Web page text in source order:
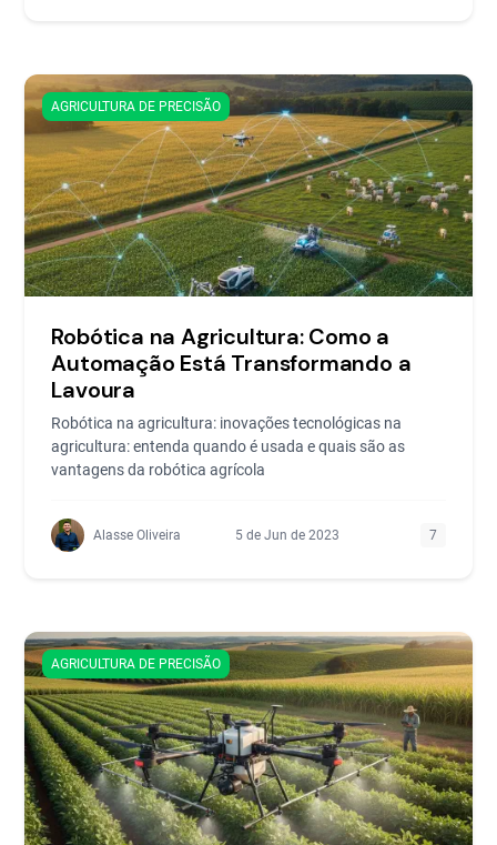
AGRICULTURA DE PRECISÃO
Robótica na Agricultura: Como a
Automação Está Transformando a
Lavoura
Robótica na agricultura: inovações tecnológicas na
agricultura: entenda quando é usada e quais são as
vantagens da robótica agrícola
Alasse Oliveira 5 de Jun de 2023 7
AGRICULTURA DE PRECISÃO